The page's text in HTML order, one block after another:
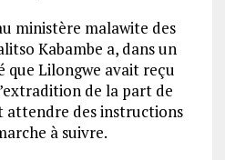
ministère malawite des
Kabambe a, dans un
que Lilongwe avait reçu
de la part de
attendre des instructions
à suivre.